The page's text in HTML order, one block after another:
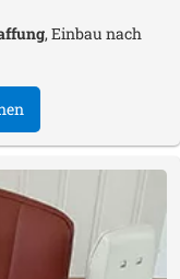
, Einbau nach